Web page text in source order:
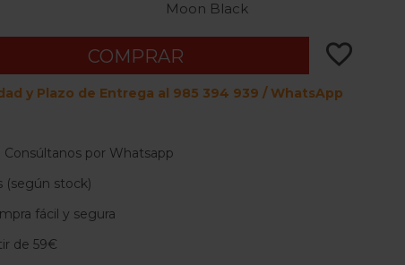
Moon Black
COMPRAR favorite_border
y Plazo de Entrega al 985 394 939 / WhatsApp
Consúltanos por Whatsapp
(según stock)
fácil y segura
de 59€